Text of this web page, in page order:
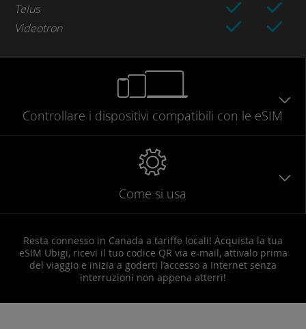
Telus
Videotron
Controllare i dispositivi compatibili con le eSIM
Come si usa
Resta connesso in Canada a tariffe locali! Acquista la tua
eSIM Ubigi, ricevi il tuo codice QR via e-mail, attivalo prima
del viaggio e inizia a goderti l’accesso a Internet senza
interruzioni non appena atterri!